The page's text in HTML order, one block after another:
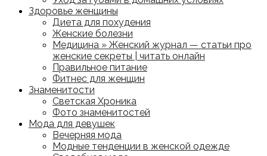
Здоровье женщины
Диета для похудения
Женские болезни
Медицина » Женский журнал — статьи про
женские секреты | читать онлайн
Правильное питание
Фитнес для женщин
Знаменитости
Светская Хроника
Фото знаменитостей
Мода для девушек
Вечерняя мода
Модные тенденции в женской одежде